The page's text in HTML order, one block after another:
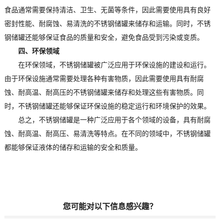
食品通常需要保持清洁、卫生、无菌等条件，因此需要使用具有良好
密封性能、耐腐蚀、易清洗的不锈钢储罐来储存和运输。同时，不锈
钢储罐还能够保证食品的质量和安全，避免食品受到污染或变质。
四、环保领域
在环保领域，不锈钢储罐被广泛应用于环保设施的建设和运行。
由于环保设施通常需要处理各种有害物质，因此需要使用具有耐腐
蚀、耐高温、耐高压的不锈钢储罐来储存和处理这些有害物质。同
时，不锈钢储罐还能够保证环保设施的稳定运行和环境保护的效果。
总之，不锈钢储罐是一种广泛应用于各个领域的设备，具有耐腐
蚀、耐高温、耐高压、易清洗等特点。在不同的领域中，不锈钢储罐
都能够保证液体的储存和运输的安全和质量。
您可能对以下信息感兴趣？